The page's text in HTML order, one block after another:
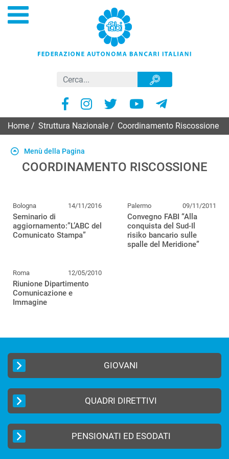
Home Struttura Nazionale Coordinamento Riscossione
Menù della Pagina
COORDINAMENTO RISCOSSIONE
Bologna 14/11/2016
Seminario di
aggiornamento:”L’ABC del
Comunicato Stampa”
Palermo 09/11/2011
Convegno FABI “Alla
conquista del Sud-Il
risiko bancario sulle
spalle del Meridione”
Roma 12/05/2010
Riunione Dipartimento
Comunicazione e
Immagine
GIOVANI
QUADRI DIRETTIVI
PENSIONATI ED ESODATI